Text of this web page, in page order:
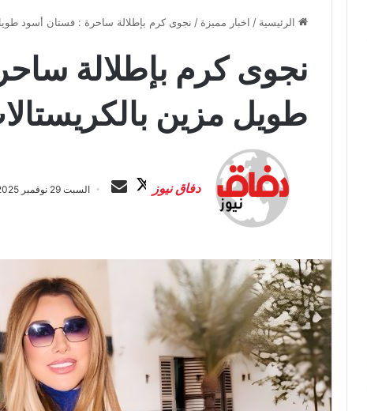
الرئيسية / اخبار مميزة / نجوى كرم بإطلالة ساحرة : فستان أسود
نجوى كرم بإطلالة
طويل مزين
دفاق نيوز
ا
ب
ل
ر
إ
ل
ك
ت
السبت 29 نوفمبر 2025 الساعة 8:19 م